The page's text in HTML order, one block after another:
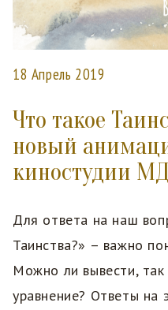
18 Апрель 2019
Что такое
новый
киностудии
Для ответа на наш
Таинства?» – важно
Можно ли вывести, так
уравнение? Ответы на